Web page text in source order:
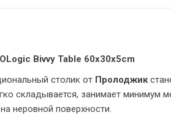
Bivvy Table 60x30x5cm
столик от Пролоджик
складывается, занимает минимум
неровной поверхности.